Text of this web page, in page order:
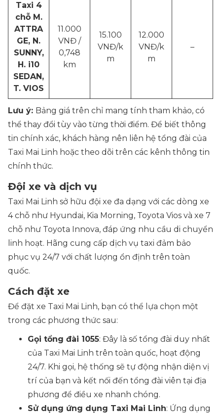
Taxi 4
chỗ M.
ATTRA
GE, N.
SUNNY,
H. i10
SEDAN,
T. VIOS
11.000
VNĐ /
0,748
km
15.100
VNĐ/k
m
12.000
VNĐ/k
m
–
Lưu ý: Bảng giá trên chỉ mang tính tham khảo, có
thể thay đổi tùy vào từng thời điểm. Để biết thông
tin chính xác, khách hàng nên liên hệ tổng đài của
Taxi Mai Linh hoặc theo dõi trên các kênh thông tin
chính thức.
Đội xe và dịch vụ
Taxi Mai Linh sở hữu đội xe đa dạng với các dòng xe
4 chỗ như Hyundai, Kia Morning, Toyota Vios và xe 7
chỗ như Toyota Innova, đáp ứng nhu cầu di chuyển
linh hoạt. Hãng cung cấp dịch vụ taxi đảm bảo
phục vụ 24/7 với chất lượng ổn định trên toàn
quốc.
Cách đặt xe
Để đặt xe Taxi Mai Linh, bạn có thể lựa chọn một
trong các phương thức sau:
Gọi tổng đài 1055: Đây là số tổng đài duy nhất
của Taxi Mai Linh trên toàn quốc, hoạt động
24/7. Khi gọi, hệ thống sẽ tự động nhận diện vị
trí của bạn và kết nối đến tổng đài viên tại địa
phương để điều xe nhanh chóng.
Sử dụng ứng dụng Taxi Mai Linh: Ứng dụng